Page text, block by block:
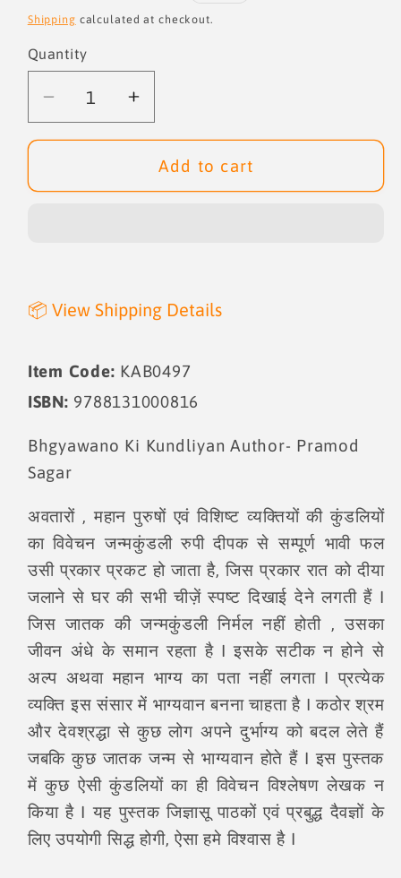
price
price
Shipping calculated at checkout.
Quantity
Quantity
Decrease
quantity
ki
Increase
quantity
Bhgyawano
ki
Add to cart
📦 View Shipping Details
Item Code: KAB0497
ISBN: 9788131000816
Bhgyawano Ki Kundliyan Author- Pramod
Sagar
अवतारों , महान पुरुषों एवं विशिष्ट व्यक्तियों की कुंडलियों
का विवेचन जन्मकुंडली रुपी दीपक से सम्पूर्ण भावी फल
उसी प्रकार प्रकट हो जाता है, जिस प्रकार रात को दीया
जलाने से घर की सभी चीज़ें स्पष्ट दिखाई देने लगती हैं I
जिस जातक की जन्मकुंडली निर्मल नहीं होती , उसका
जीवन अंधे के समान रहता है I इसके सटीक न होने से
अल्प अथवा महान भाग्य का पता नहीं लगता I प्रत्येक
व्यक्ति इस संसार में भाग्यवान बनना चाहता है I कठोर श्रम
और देवश्रद्धा से कुछ लोग अपने दुर्भाग्य को बदल लेते हैं
जबकि कुछ जातक जन्म से भाग्यवान होते हैं I इस पुस्तक
में कुछ ऐसी कुंडलियों का ही विवेचन विश्लेषण लेखक न
किया है I यह पुस्तक जिज्ञासू पाठकों एवं प्रबुद्ध दैवज्ञों के
लिए उपयोगी सिद्ध होगी, ऐसा हमे विश्वास है I